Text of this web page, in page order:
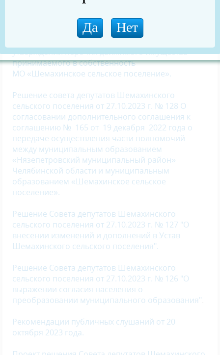
Решение Совета депутатов Шемахинского
сельского поселения от 27.10.2023 г. № 129 "Об
утверждении перечня движимого имущества
принимаемого в собственность
МО «Шемахинское сельское поселение».
Решение совета депутатов Шемахинского
сельского поселения от 27.10.2023 г. № 128 О
согласовании дополнительного соглашения к
соглашению № 165 от 19 декабря 2022 года о
передаче осуществления части полномочий
между муниципальным образованием
«Нязепетровский муниципальный район»
Челябинской области и муниципальным
образованием «Шемахинское сельское
поселение».
Решение Совета депутатов Шемахинского
сельского поселения от 27.10.2023 г. № 127 "О
внесении изменений и дополнений в Устав
Шемахинского сельского поселения".
Решение Совета депутатов Шемахинского
сельского поселения от 27.10.2023 г. № 126 "О
выражении согласия населения о
преобразовании муниципального образования"
Рекомендации публичных слушаний от 20
октября 2023 года.